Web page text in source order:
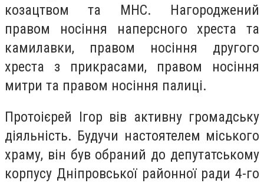
козацтвом та МНС. Нагороджений
правом носіння наперсного хреста та
камилавки, правом носіння другого
хреста з прикрасами, правом носіння
митри та правом носіння палиці.
Протоієрей Ігор вів активну громадську
діяльність. Будучи настоятелем міського
храму, він був обраний до депутатському
корпусу Дніпровської районної ради 4-го